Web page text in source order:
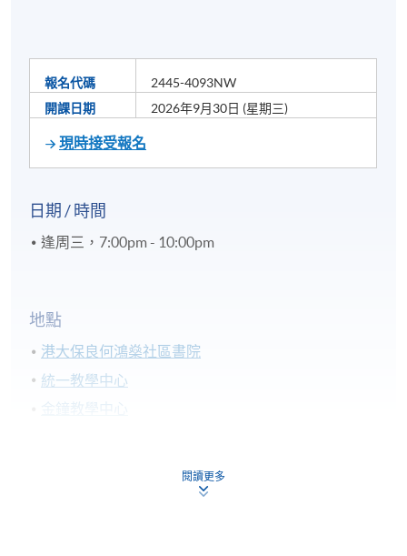
報名代碼
2445-4093NW
開課日期
2026年9月30日 (星期三)
現時接受報名
日期 / 時間
逢周三，7:00pm - 10:00pm
地點
港大保良何鴻燊社區書院
統一教學中心
金鐘教學中心
閱讀更多